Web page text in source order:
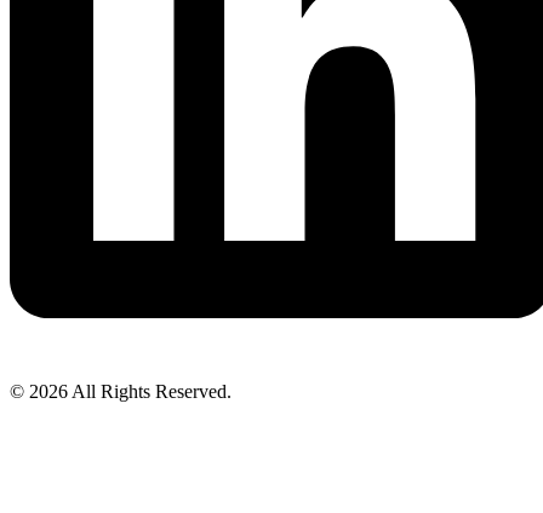
© 2026 All Rights Reserved.